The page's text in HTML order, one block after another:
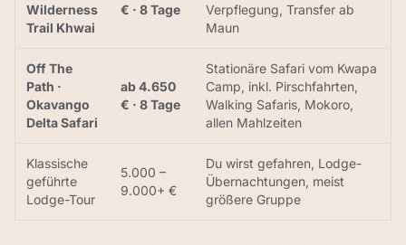
Wilderness
Trail Khwai
€ · 8 Tage
Verpflegung, Transfer ab
Maun
Off The
Path ·
Okavango
Delta Safari
ab 4.650
€ · 8 Tage
Stationäre Safari vom Kwapa
Camp, inkl. Pirschfahrten,
Walking Safaris, Mokoro,
allen Mahlzeiten
Klassische
geführte
Lodge-Tour
5.000 –
9.000+ €
Du wirst gefahren, Lodge-
Übernachtungen, meist
größere Gruppe